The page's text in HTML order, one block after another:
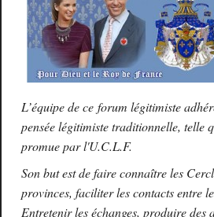
L’équipe de ce forum légitimiste
pensée légitimiste traditionnelle, telle
promue par l'U.C.L.F.
Son but est de faire connaître les
provinces, faciliter les contacts entre
Entretenir les échanges, produire des